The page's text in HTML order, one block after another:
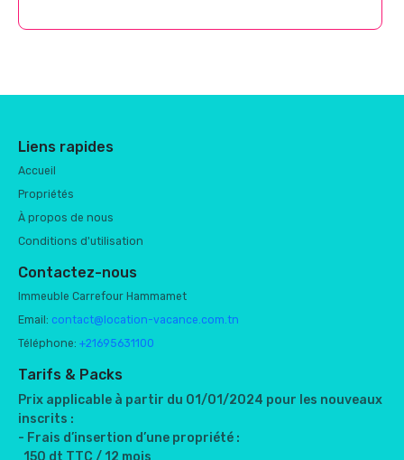
Liens rapides
Accueil
Propriétés
À propos de nous
Conditions d'utilisation
Contactez-nous
Immeuble Carrefour Hammamet
Email: contact@location-vacance.com.tn
Téléphone: +21695631100
Tarifs & Packs
Prix applicable à partir du 01/01/2024 pour les nouveaux
inscrits :
- Frais d’insertion d’une propriété :
150 dt TTC / 12 mois